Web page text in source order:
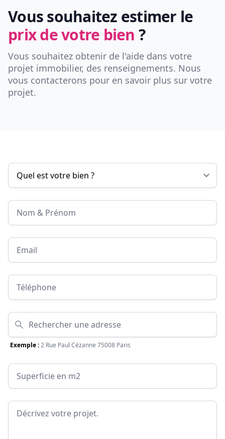
Vous souhaitez estimer le
prix de votre bien ?
Vous souhaitez obtenir de l'aide dans votre
projet immobilier, des renseignements. Nous
vous contacterons pour en savoir plus sur votre
projet.
Nom & Prénom
Email
Téléphone
Adresse
Exemple :2 Rue Paul Cézanne 75008 Paris
Surface
Message